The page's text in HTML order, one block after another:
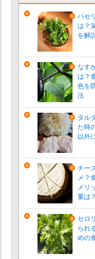
パセ
は？
を解
なす
は？
色を
法
タル
た時
以外
チー
メ？
メリ
量は
セロ
られ
めの